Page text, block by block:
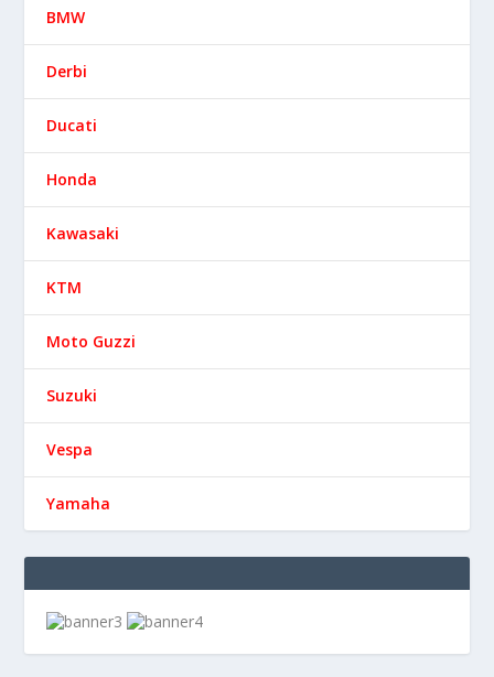
BMW
Derbi
Ducati
Honda
Kawasaki
KTM
Moto Guzzi
Suzuki
Vespa
Yamaha